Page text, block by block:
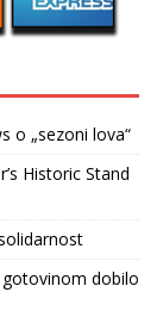
o „sezoni lova“
Historic Stand
gotovinom dobilo